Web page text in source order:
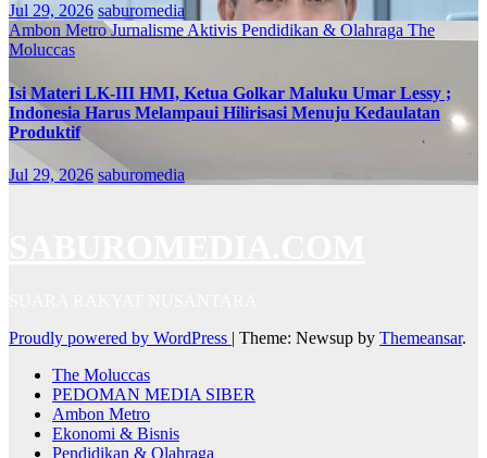
Jul 29, 2026 saburomedia
Ambon MetroJurnalisme Aktivis Pendidikan & Olahraga The
Moluccas
Isi Materi LK-III HMI, Ketua Golkar Maluku Umar Lessy ;
Indonesia Harus Melampaui Hilirisasi Menuju Kedaulatan
Produktif
Jul 29, 2026 saburomedia
Proudly powered by WordPress | Theme: Newsup by Themeansar.
The Moluccas
PEDOMAN MEDIA SIBER
Ambon Metro
Ekonomi & Bisnis
Pendidikan & Olahraga